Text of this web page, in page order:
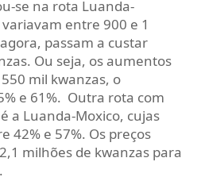
se na rota Luanda-
entre 900 e 1
passam a custar
Ou seja, os aumentos
mil kwanzas, o
e 61%. Outra rota com
a Luanda-Moxico, cujas
42% e 57%. Os preços
milhões de kwanzas para